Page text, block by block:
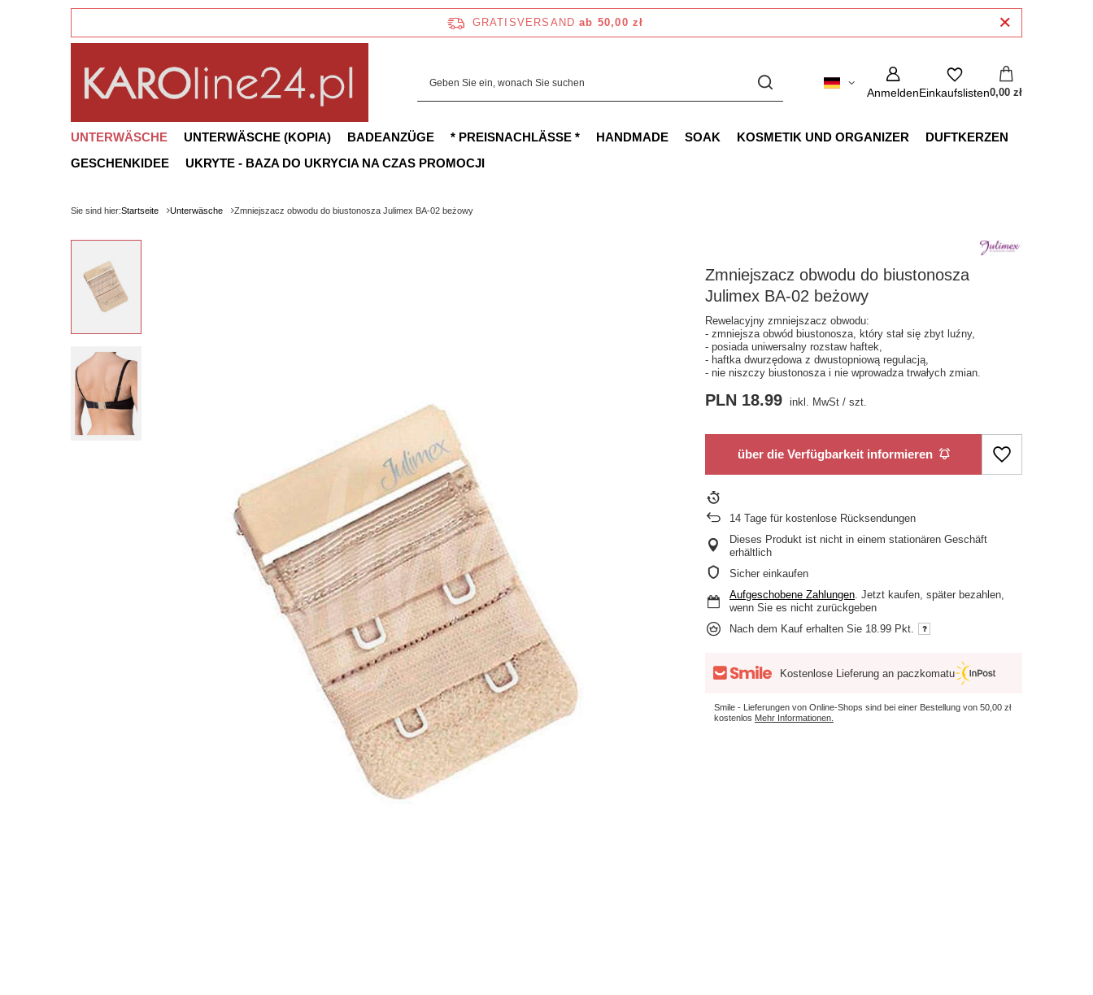
GRATISVERSAND ab 50,00 zł
AnmeldenEinkaufslisten0,00 zł
UNTERWÄSCHE UNTERWÄSCHE (KOPIA) BADEANZÜGE * PREISNACHLÄSSE * HANDMADE SOAK KOSMETIK UND ORGANIZER
DUFTKERZEN
GESCHENKIDEE
UKRYTE - BAZA DO UKRYCIA NA CZAS PROMOCJI
Sie sind hier:Startseite Unterwäsche Zmniejszacz obwodu do biustonosza Julimex BA-02 beżowy
Zmniejszacz obwodu do biustonosza
Julimex BA-02 beżowy
Rewelacyjny zmniejszacz obwodu:
- zmniejsza obwód biustonosza, który stał się zbyt luźny,
- posiada uniwersalny rozstaw haftek,
- haftka dwurzędowa z dwustopniową regulacją,
- nie niszczy biustonosza i nie wprowadza trwałych zmian.
PLN 18.99 inkl. MwSt /szt.
über die Verfügbarkeit informieren
14 Tage für kostenlose Rücksendungen
Dieses Produkt ist nicht in einem stationären Geschäft
erhältlich
Sicher einkaufen
Aufgeschobene Zahlungen . Jetzt kaufen, später bezahlen,
wenn Sie es nicht zurückgeben
Nach dem Kauf erhalten Sie 18.99 Pkt.
Kostenlose Lieferung an paczkomatu
Smile - Lieferungen von Online-Shops sind bei einer Bestellung von50,00 zł
kostenlos Mehr Informationen.